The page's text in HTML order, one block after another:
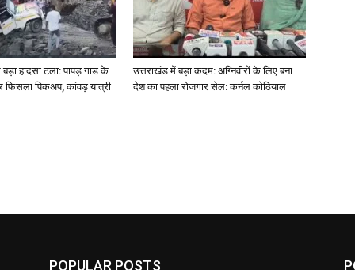
बड़ा हादसा टला: पापड़ गाड के
फिसला पिकअप, कांवड़ यात्री
उत्तराखंड में बड़ा कदम: अग्निवीरों के लिए बना
देश का पहला रोजगार सेल: कर्नल कोठियाल
POPULAR POSTS